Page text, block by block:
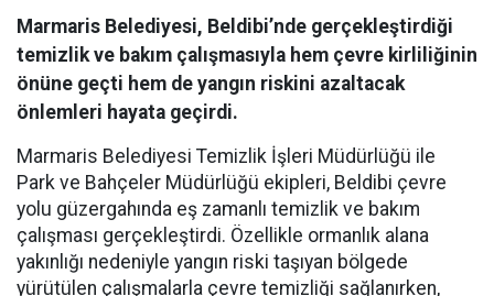
Marmaris Belediyesi, Beldibi’nde gerçekleştirdiği
temizlik ve bakım çalışmasıyla hem çevre kirliliğinin
önüne geçti hem de yangın riskini azaltacak
önlemleri hayata geçirdi.
Marmaris Belediyesi Temizlik İşleri Müdürlüğü ile
Park ve Bahçeler Müdürlüğü ekipleri, Beldibi çevre
yolu güzergahında eş zamanlı temizlik ve bakım
çalışması gerçekleştirdi. Özellikle ormanlık alana
yakınlığı nedeniyle yangın riski taşıyan bölgede
yürütülen çalışmalarla çevre temizliği sağlanırken,